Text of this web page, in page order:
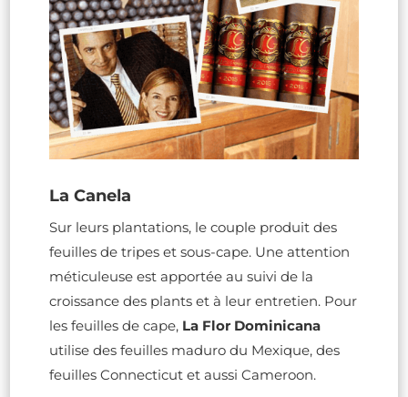
La Canela
Sur leurs plantations, le couple produit des
feuilles de tripes et sous-cape. Une attention
méticuleuse est apportée au suivi de la
croissance des plants et à leur entretien. Pour
les feuilles de cape, La Flor Dominicana
utilise des feuilles maduro du Mexique, des
feuilles Connecticut et aussi Cameroon.